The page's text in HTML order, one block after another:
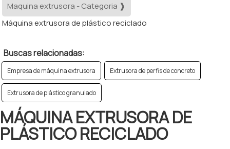
Maquina extrusora - Categoria ❱
Máquina extrusora de plástico reciclado
Buscas relacionadas:
Empresa de máquina extrusora Extrusora de perfis de concreto
Extrusora de plástico granulado
MÁQUINA EXTRUSORA DE
PLÁSTICO RECICLADO